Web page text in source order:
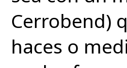
Cerrobend)
haces o